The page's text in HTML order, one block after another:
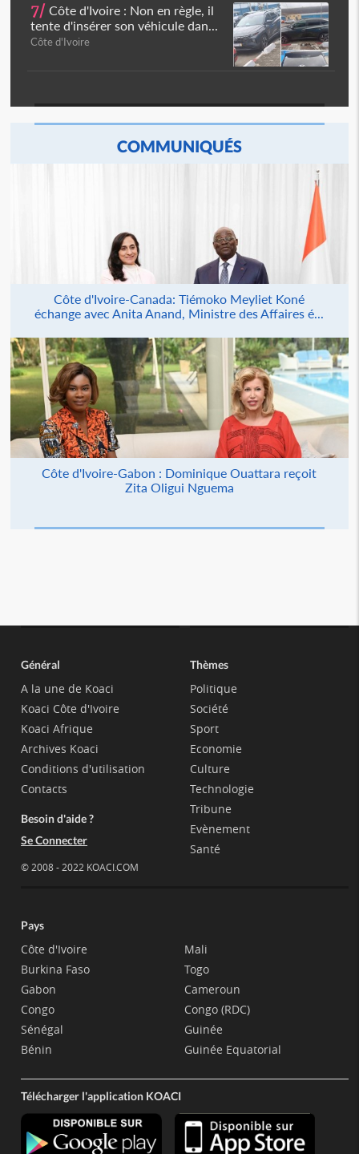
7/ Côte d'Ivoire : Non en règle, il
tente d'insérer son véhicule dan...
Côte d'Ivoire
COMMUNIQUÉS
Côte d'Ivoire-Canada: Tiémoko Meyliet Koné
échange avec Anita Anand, Ministre des Affaires é...
Côte d'Ivoire-Gabon : Dominique Ouattara reçoit
Zita Oligui Nguema
Général
A la une de Koaci
Koaci Côte d'Ivoire
Koaci Afrique
Archives Koaci
Conditions d'utilisation
Contacts
Besoin d'aide ?
Se Connecter
© 2008 - 2022 KOACI.COM
Thèmes
Politique
Société
Sport
Economie
Culture
Technologie
Tribune
Evènement
Santé
Pays
Côte d'Ivoire
Burkina Faso
Gabon
Congo
Sénégal
Bénin
Mali
Togo
Cameroun
Congo (RDC)
Guinée
Guinée Equatorial
Télécharger l'application KOACI